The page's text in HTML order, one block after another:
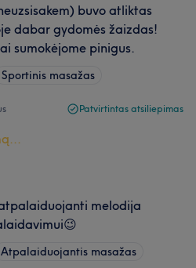
buvo atliktas
dabar gydomės žaizdas!
sumokėjome pinigus.
Sportinis masažas
Patvirtintas atsiliepimas
melodija
Atpalaiduojantis masažas